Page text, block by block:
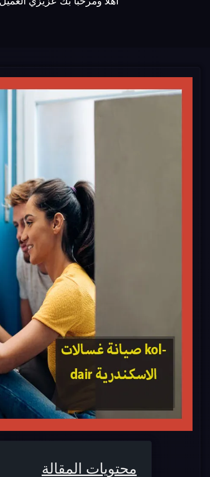
محتويات المقالة